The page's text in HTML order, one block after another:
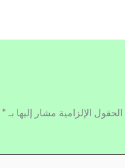
الحقول الإلزامية مشار إليها بـ *